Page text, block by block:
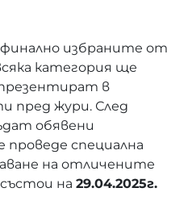
избраните от
категория ще
в
пред жури. След
обявени
специална
на отличените
на 29.04.2025г.